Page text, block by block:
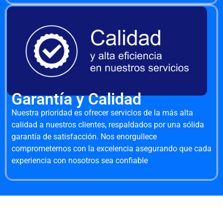
Garantía y Calidad
Nuestra prioridad es ofrecer servicios de la más alta
calidad a nuestros clientes, respaldados por una sólida
garantía de satisfacción. Nos enorgullece
comprometernos con la excelencia asegurando que cada
experiencia con nosotros sea confiable